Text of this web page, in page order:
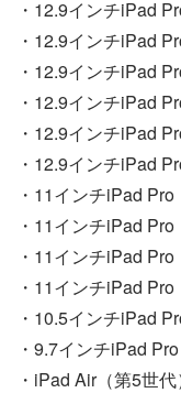
・12.9インチiPad
・12.9インチiPad
・12.9インチiPad
・12.9インチiPad
・12.9インチiPad
・12.9インチiPad
・11インチiPad Pro
・11インチiPad Pro
・11インチiPad Pro
・11インチiPad Pro
・10.5インチiPad
・9.7インチiPad Pro
・iPad Air（第5世代